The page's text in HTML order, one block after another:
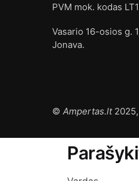
PVM mok. kodas
Vasario 16-osios g.
Jonava.
© Ampertas.lt2025,